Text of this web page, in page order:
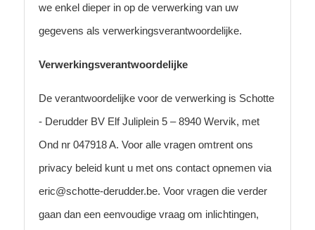
we enkel dieper in op de verwerking van uw
gegevens als verwerkingsverantwoordelijke.
Verwerkingsverantwoordelijke
De verantwoordelijke voor de verwerking is Schotte
- Derudder BV Elf Juliplein 5 – 8940 Wervik, met
Ond nr 047918 A. Voor alle vragen omtrent ons
privacy beleid kunt u met ons contact opnemen via
eric@schotte-derudder.be. Voor vragen die verder
gaan dan een eenvoudige vraag om inlichtingen,